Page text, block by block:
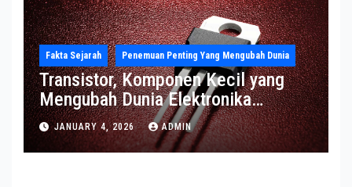
Fakta Sejarah Penemuan Penting Yang Mengubah Dunia
Transistor, Komponen Kecil yang
Mengubah Dunia Elektronika
Modern
JANUARY 4, 2026 ADMIN